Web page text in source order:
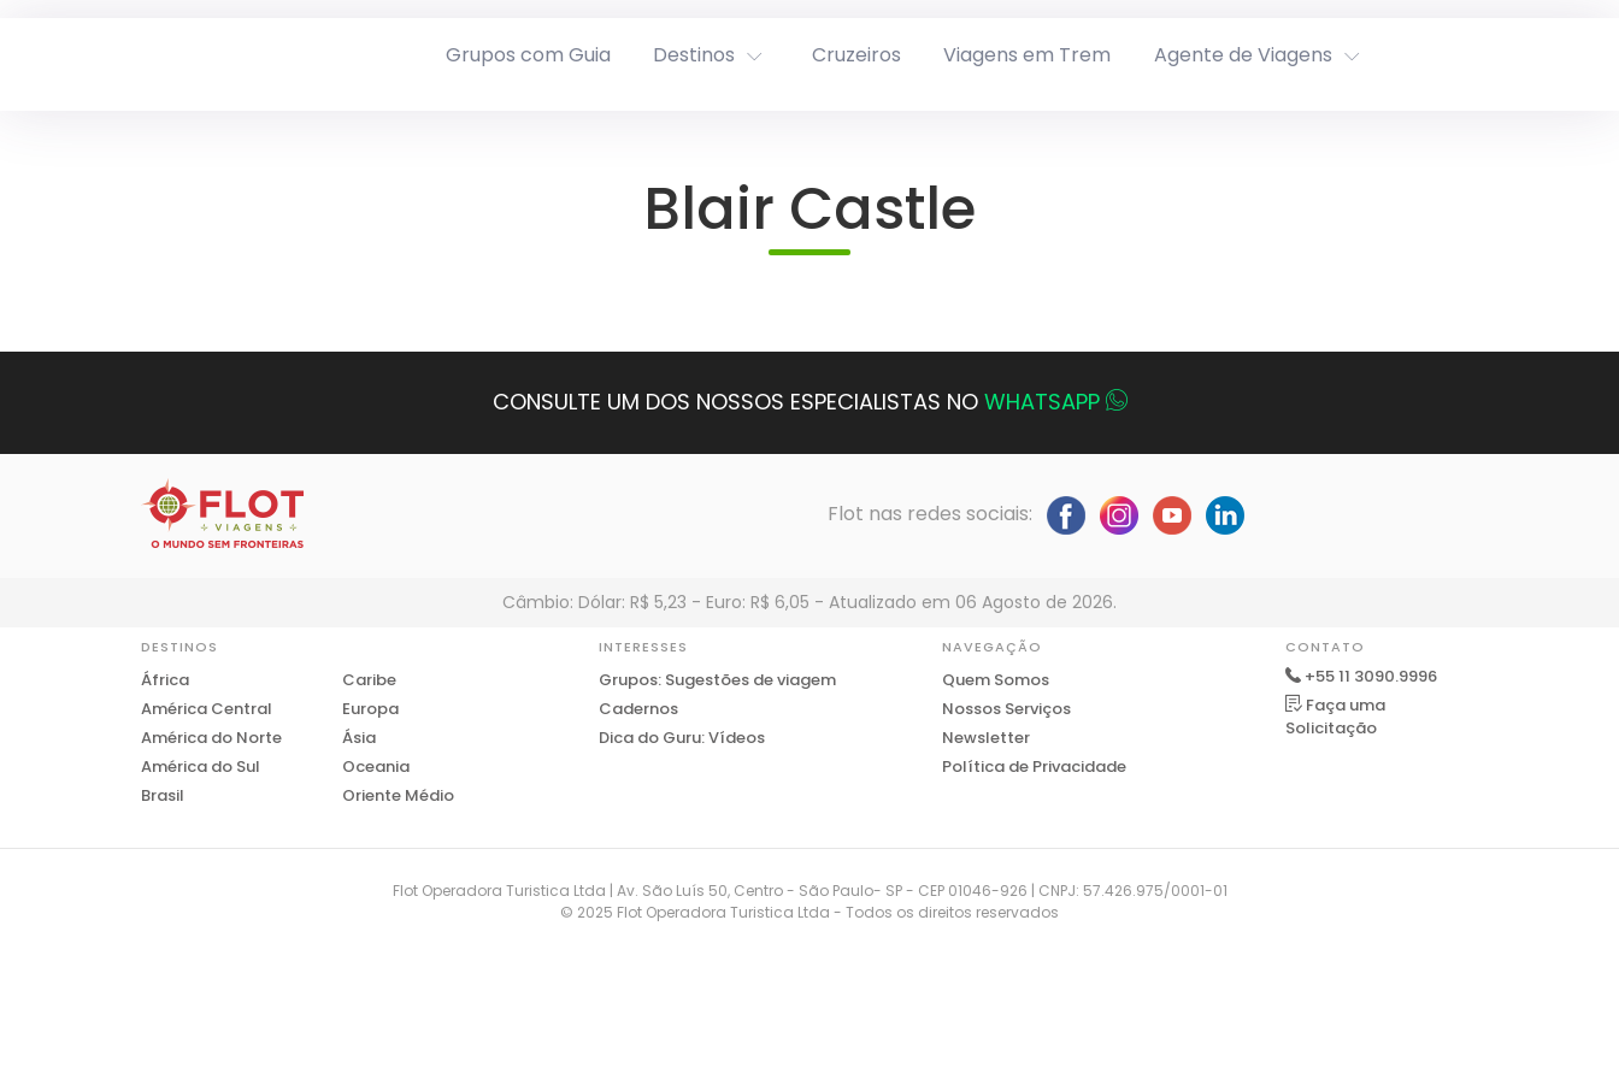
Grupos com Guia Destinos Cruzeiros Viagens em Trem Agente de Viagens
Blair Castle
CONSULTE UM DOS NOSSOS ESPECIALISTAS NO WHATSAPP
Flot nas redes sociais:
Câmbio: Dólar: R$ 5,23 - Euro: R$ 6,05 - Atualizado em 06 Agosto de 2026.
DESTINOS
África
América Central
América do Norte
América do Sul
Brasil
Caribe
Europa
Ásia
Oceania
Oriente Médio
INTERESSES
Grupos: Sugestões de viagem
Cadernos
Dica do Guru: Vídeos
NAVEGAÇÃO
Quem Somos
Nossos Serviços
Newsletter
Política de Privacidade
CONTATO
+55 11 3090.9996
Faça uma
Solicitação
Flot Operadora Turistica Ltda | Av. São Luís 50, Centro - São Paulo- SP - CEP 01046-926 | CNPJ: 57.426.975/0001-01
© 2025 Flot Operadora Turistica Ltda - Todos os direitos reservados